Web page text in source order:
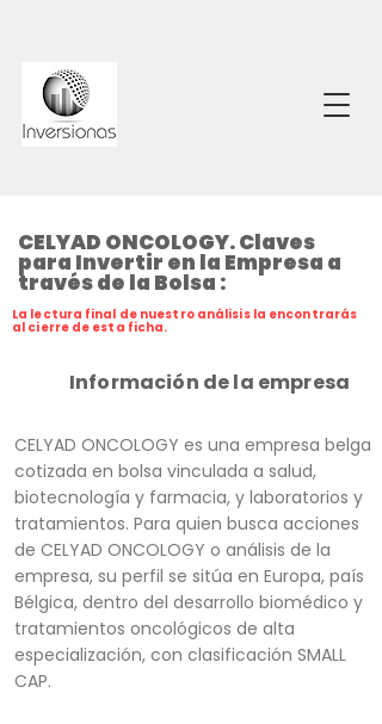
CELYAD ONCOLOGY. Claves
para Invertir en la Empresa a
través de la Bolsa :
La lectura final de nuestro análisis la encontrarás
al cierre de esta ficha.
Información de la empresa
CELYAD ONCOLOGY es una empresa belga
cotizada en bolsa vinculada a salud,
biotecnología y farmacia, y laboratorios y
tratamientos. Para quien busca acciones
de CELYAD ONCOLOGY o análisis de la
empresa, su perfil se sitúa en Europa, país
Bélgica, dentro del desarrollo biomédico y
tratamientos oncológicos de alta
especialización, con clasificación SMALL
CAP.